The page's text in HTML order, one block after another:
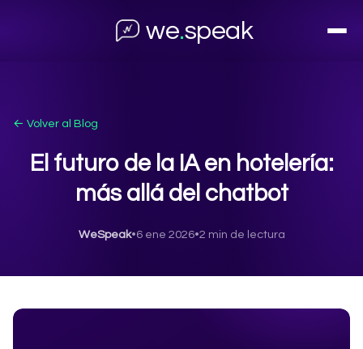
we.speak
← Volver al Blog
El futuro de la IA en hotelería:
más allá del chatbot
WeSpeak•6 ene 2026•2 min de lectura